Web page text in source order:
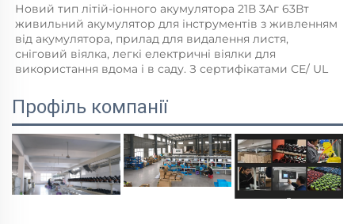
Новий тип літій-іонного акумулятора 21В 3Аг 63Вт
живильний акумулятор для інструментів з живленням
від акумулятора, прилад для видалення листя,
сніговий віялка, легкі електричні віялки для
використання вдома і в саду. З сертифікатами СЕ/ UL
Профіль компанії